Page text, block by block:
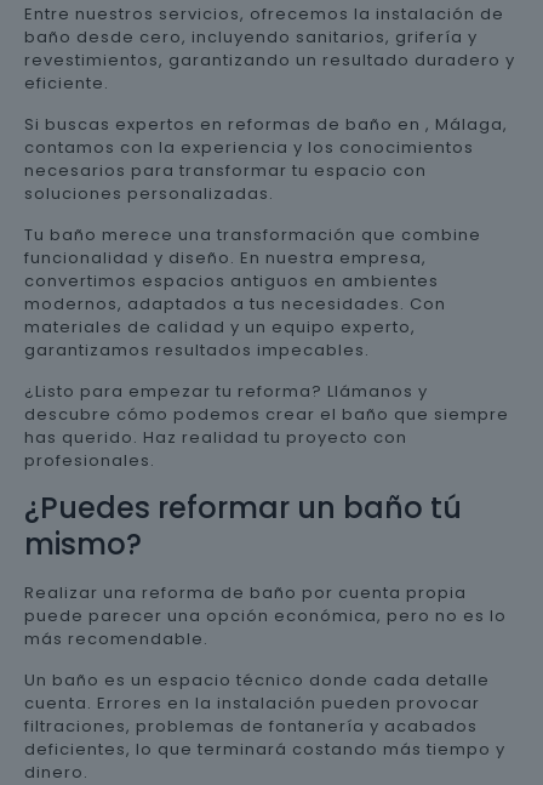
Entre nuestros servicios, ofrecemos la instalación de
baño desde cero, incluyendo sanitarios, grifería y
revestimientos, garantizando un resultado duradero y
eficiente.
Si buscas expertos en reformas de baño en , Málaga,
contamos con la experiencia y los conocimientos
necesarios para transformar tu espacio con
soluciones personalizadas.
Tu baño merece una transformación que combine
funcionalidad y diseño. En nuestra empresa,
convertimos espacios antiguos en ambientes
modernos, adaptados a tus necesidades. Con
materiales de calidad y un equipo experto,
garantizamos resultados impecables.
¿Listo para empezar tu reforma? Llámanos y
descubre cómo podemos crear el baño que siempre
has querido. Haz realidad tu proyecto con
profesionales.
¿Puedes reformar un baño tú
mismo?
Realizar una reforma de baño por cuenta propia
puede parecer una opción económica, pero no es lo
más recomendable.
Un baño es un espacio técnico donde cada detalle
cuenta. Errores en la instalación pueden provocar
filtraciones, problemas de fontanería y acabados
deficientes, lo que terminará costando más tiempo y
dinero.